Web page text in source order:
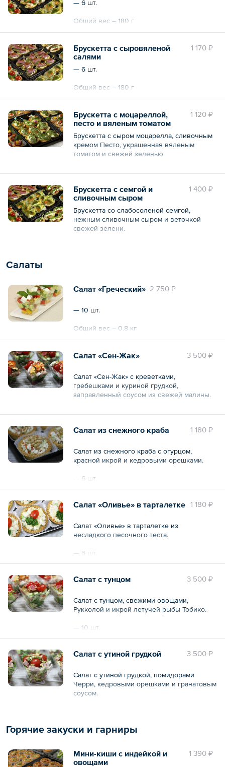
— 6 шт.
Общий вес – 180 г
1 170 ₽
Брускетта с сыровяленой
салями
— 6 шт.
Общий вес – 180 г
1 120 ₽
Брускетта с моцареллой,
песто и вяленым томатом
Брускетта с сыром моцарелла, сливочным
кремом Песто, украшенная вяленым
томатом и свежей зеленью.
— 6 шт.
Общий вес – 180 г 1 400 ₽
Брускетта с семгой и
сливочным сыром
Брускетта со слабосоленой семгой,
нежным сливочным сыром и веточкой
свежей зелени.
Салаты
2 750 ₽
Салат «Греческий»
— 10 шт.
Общий вес – 0.8 кг
3 500 ₽
Салат «Сен-Жак»
Салат «Сен-Жак» с креветками,
гребешками и куриной грудкой,
заправленный соусом из свежей малины.
— 10 шт.
Общий вес – 0.8 кг 1 180 ₽
Салат из снежного краба
Салат из снежного краба с огурцом,
красной икрой и кедровыми орешками.
— 6 шт.
1 180 ₽
Салат «Оливье» в тарталетке
Салат «Оливье» в тарталетке из
несладкого песочного теста.
— 6 шт.
3 500 ₽
Салат с тунцом
Салат с тунцом, свежими овощами,
Рукколой и икрой летучей рыбы Тобико.
— 10 шт.
3 500 ₽
Салат с утиной грудкой
Салат с утиной грудкой, помидорами
Черри, кедровыми орешками и гранатовым
соусом.
Общий вес – 1 кг
Горячие закуски и гарниры
1 390 ₽
Мини-киши с индейкой и
овощами